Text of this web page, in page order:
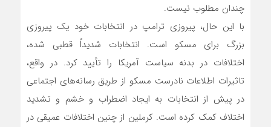
چندان مطلوب نیست.
با این حال، پیروزی ترامپ در انتخابات خود یک پیروزی
بزرگ برای مسکو است. انتخابات شدیداً قطبی شده،
اختلافات در بدنه سیاست آمریکا را تأیید کرد. در واقع،
تاثیرات اطلاعات نادرست مسکو از طریق رسانه‌های اجتماعی
در پیش از انتخابات به ایجاد اضطراب و خشم و تشدید
اختلاف کمک کرده است. کرملین از چنین اختلافات عمیقی در